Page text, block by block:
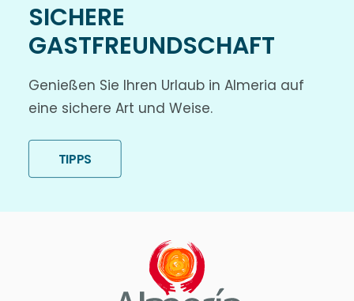
SICHERE
GASTFREUNDSCHAFT
Genießen Sie Ihren Urlaub in Almeria auf
eine sichere Art und Weise.
TIPPS